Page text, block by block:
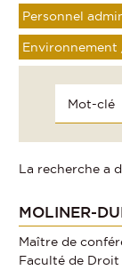
Personnel
Environnement
La recherche a
MOLINER-
Maître de
Faculté de Droit